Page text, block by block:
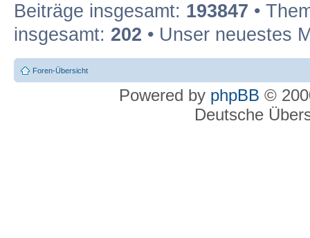
Beiträge insgesamt: 193847 •
insgesamt: 202 • Unser neuestes
Foren-Übersicht
Powered by phpBB ©
Deutsche